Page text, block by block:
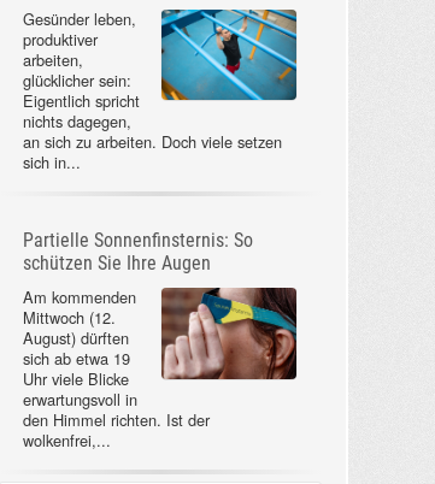
Gesünder leben,
produktiver
arbeiten,
glücklicher sein:
Eigentlich spricht
nichts dagegen,
an sich zu arbeiten. Doch viele setzen
sich in...
Partielle Sonnenfinsternis: So
schützen Sie Ihre Augen
Am kommenden
Mittwoch (12.
August) dürften
sich ab etwa 19
Uhr viele Blicke
erwartungsvoll in
den Himmel richten. Ist der
wolkenfrei,...